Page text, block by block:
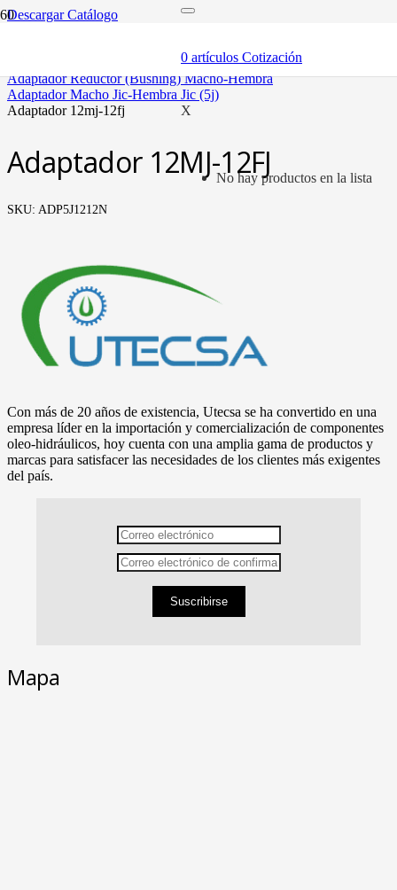
0 artículos Cotización
X
No hay productos en la lista
Descargar Catálogo
adaptador reductor (bushing) macho-hembra
adaptador macho jic-hembra jic (5j)
adaptador 12mj-12fj
Adaptador 12MJ-12FJ
SKU: ADP5J1212N
Con más de 20 años de existencia, Utecsa se ha convertido en una
empresa líder en la importación y comercialización de componentes
oleo-hidráulicos, hoy cuenta con una amplia gama de productos y
marcas para satisfacer las necesidades de los clientes más exigentes
del país.
Suscribirse
Mapa